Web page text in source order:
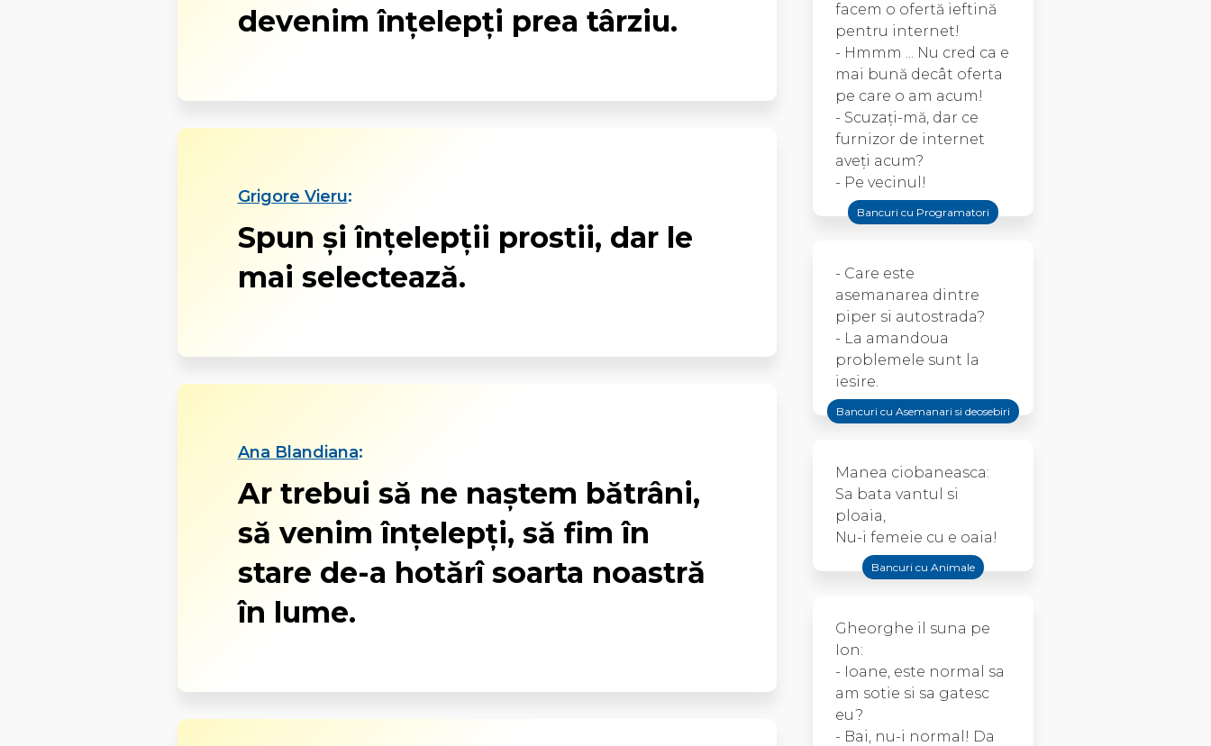
devenim înțelepți prea târziu.
Grigore Vieru:
Spun și înțelepții prostii, dar le
mai selectează.
Ana Blandiana:
Ar trebui să ne naştem bătrâni,
să venim înţelepţi, să fim în
stare de-a hotărî soarta noastră
în lume.
facem o ofertă ieftină
pentru internet!
- Hmmm ... Nu cred ca e
mai bună decât oferta
pe care o am acum!
- Scuzați-mă, dar ce
furnizor de internet
aveți acum?
- Pe vecinul!
Bancuri cu Programatori
- Care este
asemanarea dintre
piper si autostrada?
- La amandoua
problemele sunt la
iesire.
Bancuri cu Asemanari si deosebiri
Manea ciobaneasca:
Sa bata vantul si
ploaia,
Nu-i femeie cu e oaia!
Bancuri cu Animale
Gheorghe il suna pe
Ion:
- Ioane, este normal sa
am sotie si sa gatesc
eu?
- Bai, nu-i normal! Da